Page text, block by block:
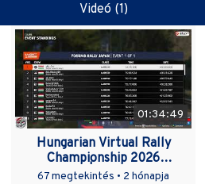
Videó (1)
01:34:49
Hungarian Virtual Rally
Championship 2026
4.forduló | Japán - WRC2
67 megtekintés • 2 hónapja